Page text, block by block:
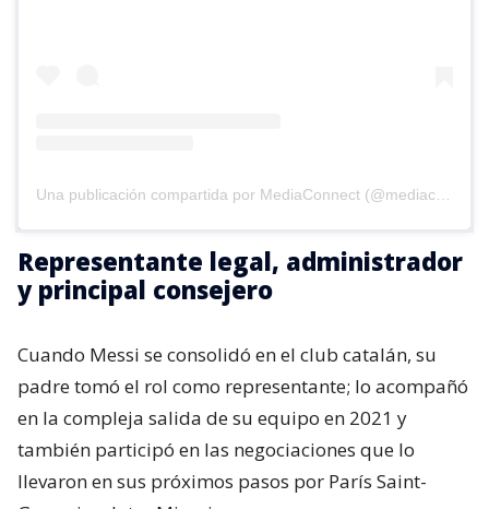
Representante legal, administrador
y principal consejero
Cuando Messi se consolidó en el club catalán, su
padre tomó el rol como representante; lo acompañó
en la compleja salida de su equipo en 2021 y
también participó en las negociaciones que lo
llevaron en sus próximos pasos por París Saint-